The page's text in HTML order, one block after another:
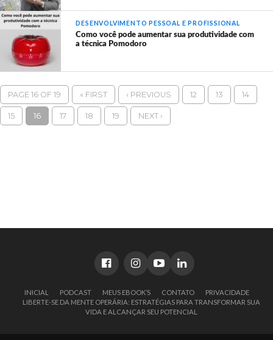
DESENVOLVIMENTO PESSOAL E PROFISSIONAL
Como você pode aumentar sua produtividade com
a técnica Pomodoro
PAGE 16 OF 19 « FIRST ‹ PREVIOUS 12 13 14
15 16 17 18 19 NEXT ›
INICIAL PODCAST MEUS EBOOK’S CONTATO
PRIVACIDADE
LIBERTE-SE DA MENTE OPERÁRIA: ESTRATÉGIAS PARA TRANSFORMAR SUA
VIDA E ALCANÇAR SEU POTENCIAL